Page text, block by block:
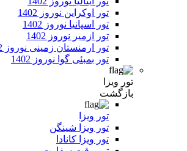
تور اوکراین نوروز 1402
تور اسپانیا نوروز 1402
تور ازمیر نوروز 1402
تور ارمنستان زمینی نوروز 1402
تور بمبئی گوا نوروز 1402
تور ویزا
بازگشت
تور ویزا
تور ویزا شینگن
تور ویزا کانادا